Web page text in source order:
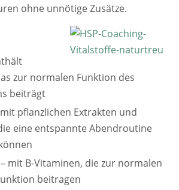
ohne unnötige Zusätze.
zur normalen Funktion des
beiträgt
pflanzlichen Extrakten und
eine entspannte Abendroutine
– mit B-Vitaminen, die zur normalen
beitragen